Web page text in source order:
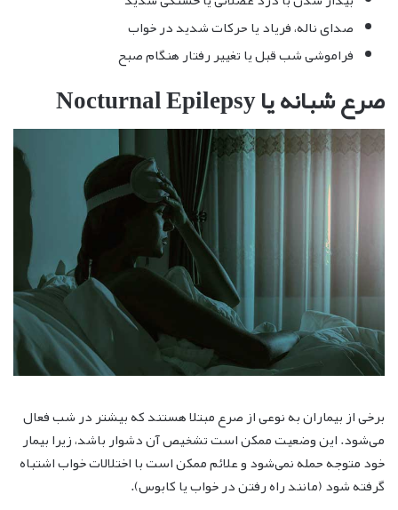
صدای ناله، فریاد یا حرکات شدید در خواب
فراموشی شب قبل یا تغییر رفتار هنگام صبح
صرع شبانه یا Nocturnal Epilepsy
برخی از بیماران به نوعی از صرع مبتلا هستند که بیشتر در شب فعال
می‌شود. این وضعیت ممکن است تشخیص آن دشوار باشد، زیرا بیمار
خود متوجه حمله نمی‌شود و علائم ممکن است با اختلالات خواب اشتباه
گرفته شود (مانند راه رفتن در خواب یا کابوس).